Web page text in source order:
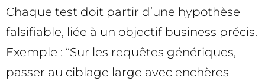
Chaque test doit partir d’une hypothèse
falsifiable, liée à un objectif business précis.
Exemple : “Sur les requêtes génériques,
passer au ciblage large avec enchères